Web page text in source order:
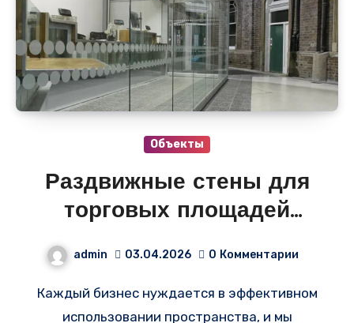
Объекты
Раздвижные стены для
торговых площадей
стены для торгового
центра «СитиМолл»!
admin 03.04.2026 0 Комментарии
Каждый бизнес нуждается в эффективном
использовании пространства, и мы